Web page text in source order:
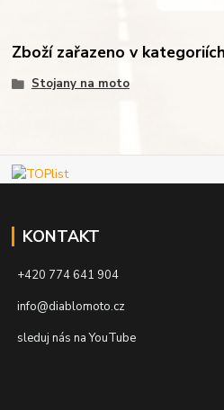
Zboží zařazeno v kategoriích
Stojany na moto
KONTAKT
+420 774 641 904
info@diablomoto.cz
sleduj nás na YouTube